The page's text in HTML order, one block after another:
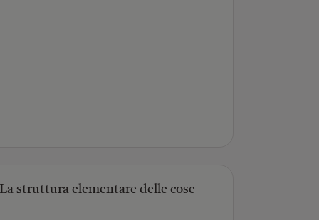
struttura elementare delle cose